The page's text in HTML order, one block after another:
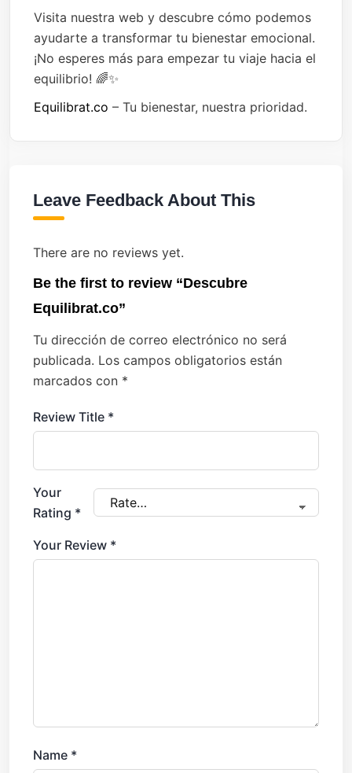
Visita nuestra web y descubre cómo podemos
ayudarte a transformar tu bienestar emocional.
¡No esperes más para empezar tu viaje hacia el
equilibrio! 🌈✨
Equilibrat.co – Tu bienestar, nuestra prioridad.
Leave Feedback About This
There are no reviews yet.
Be the first to review “Descubre
Equilibrat.co”
Tu dirección de correo electrónico no será
publicada. Los campos obligatorios están
marcados con *
Review Title *
Your
Rating *
Your Review *
Name *